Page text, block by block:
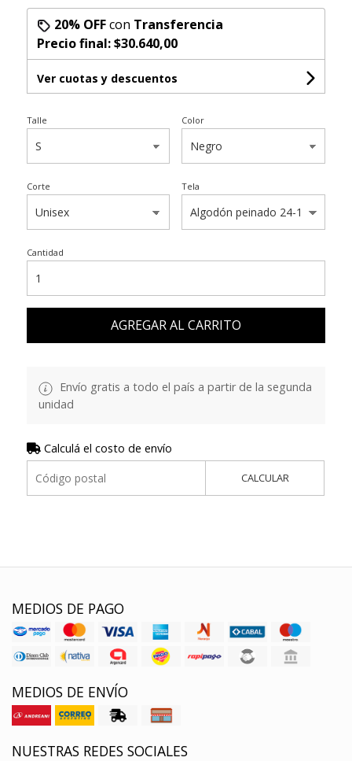
20% OFFcon Transferencia
Precio final:$30.640,00
Ver cuotas y descuentos
Talle Color
Corte Tela
Cantidad
AGREGAR AL CARRITO
Envío gratis a todo el país a partir de la segunda
unidad
Calculá el costo de envío
CALCULAR
MEDIOS DE PAGO
MEDIOS DE ENVÍO
NUESTRAS REDES SOCIALES